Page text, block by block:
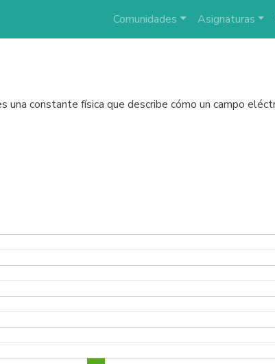
Comunidades Asignaturas
constante física que describe cómo un campo